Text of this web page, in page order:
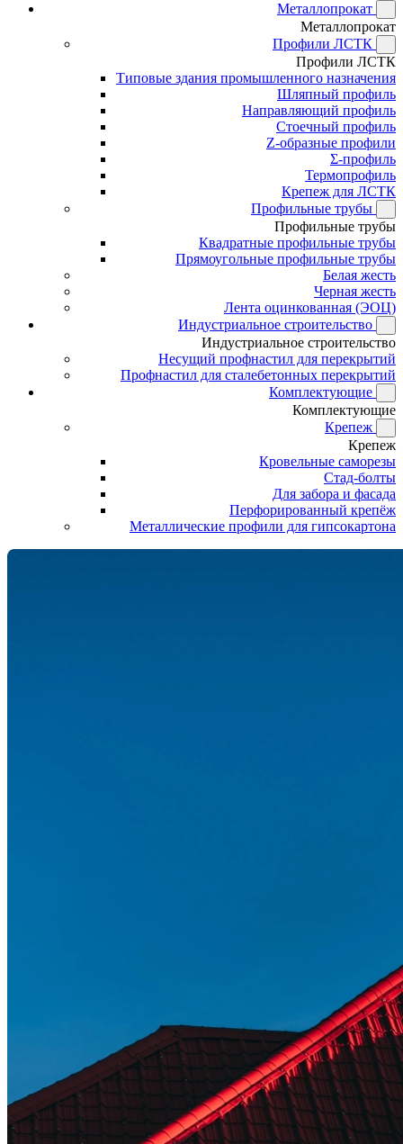
Металлопрокат
Металлопрокат
Профили ЛСТК
Профили ЛСТК
Типовые здания промышленного назначения
Шляпный профиль
Направляющий профиль
Стоечный профиль
Z-образные профили
Σ-профиль
Термопрофиль
Крепеж для ЛСТК
Профильные трубы
Профильные трубы
Квадратные профильные трубы
Прямоугольные профильные трубы
Белая жесть
Черная жесть
Лента оцинкованная (ЭОЦ)
Индустриальное строительство
Индустриальное строительство
Несущий профнастил для перекрытий
Профнастил для сталебетонных перекрытий
Комплектующие
Комплектующие
Крепеж
Крепеж
Кровельные саморезы
Стад-болты
Для забора и фасада
Перфорированный крепёж
Металлические профили для гипсокартона